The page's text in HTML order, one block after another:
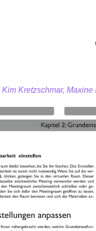
Kim Kretzschmar,